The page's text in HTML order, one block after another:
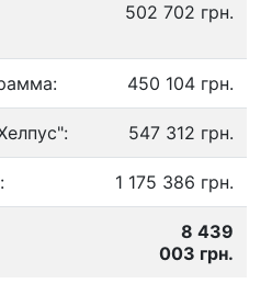
502 702 грн.
450 104 грн.
547 312 грн.
1 175 386 грн.
8 439
003 грн.